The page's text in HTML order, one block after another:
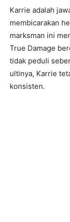
Karrie adalah
membicarakan
marksman ini
True Damage
tidak peduli
ultinya, Karrie
konsisten.